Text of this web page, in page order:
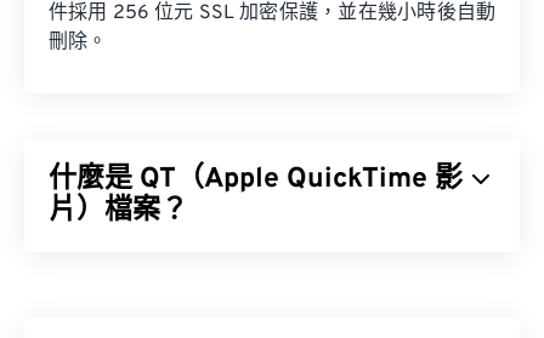
件採用 256 位元 SSL 加密保護，並在幾小時後自動
刪除。
什麼是 QT（Apple QuickTime 影
片）檔案？